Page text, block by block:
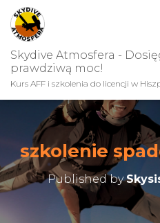
Skydive Atmosfera -
prawdziwą moc!
Kurs AFF i szkolenia do licencji w
szkolenie
Published by